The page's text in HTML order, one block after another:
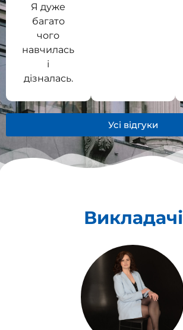
Я дуже
багато
чого
навчилась
і
дізналась.
Усі відгуки
Викладачі